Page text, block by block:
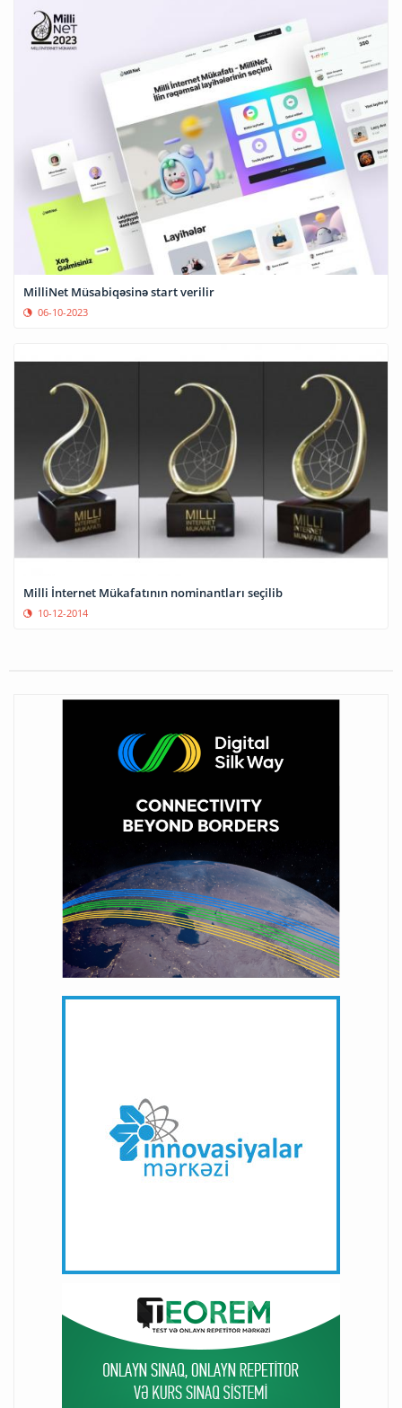
MilliNet Müsabiqəsinə start verilir
06-10-2023
Milli İnternet Mükafatının nominantları seçilib
10-12-2014